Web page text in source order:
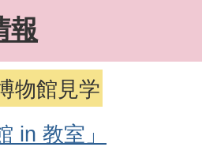
報
物館見学
in 教室」